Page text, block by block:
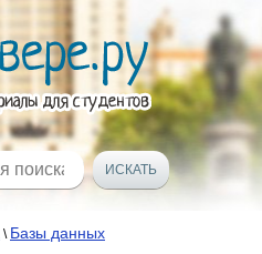
\ Базы данных